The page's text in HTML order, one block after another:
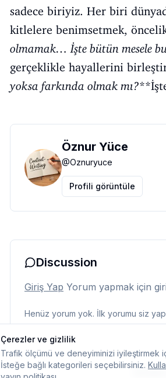
sadece biriyiz. Her biri
kitlelere benimsetmek,
olmamak… İşte bütün mesele
gerçeklikle hayallerini
yoksa farkında olmak mı?
Öznur Yüce
@Oznuryuce
Profili görüntüle
Discussion
Giriş Yap Yorum yapmak için
Henüz yorum yok. İlk yorumu siz
©
Çerezler ve gizlilik
Trafik ölçümü ve deneyiminizi iyileştirmek
İsteğe bağlı kategorileri seçebilirsiniz.